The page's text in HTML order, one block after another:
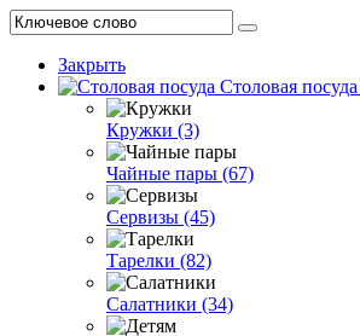
Закрыть
Столовая
Кружки (3)
Чайные пары (67)
Сервизы (45)
Тарелки (82)
Салатники (34)